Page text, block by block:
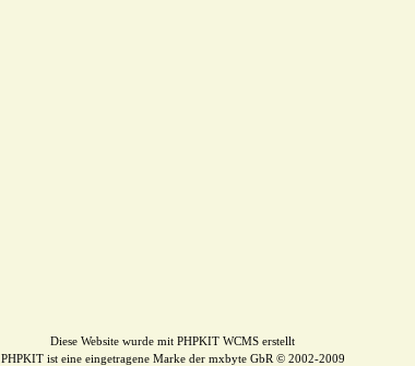
Diese Website wurde mit PHPKIT WCMS erstellt
PHPKIT ist eine eingetragene Marke der mxbyte GbR © 2002-2009